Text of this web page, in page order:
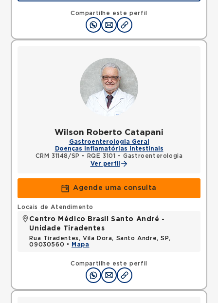
Compartilhe este perfil
Rua Tiradentes, Vila Dora, Santo Andre, SP,
09030560 •Mapa
Wilson Roberto Catapani
Gastroenterologia Geral
Doenças Inflamatórias Intestinais
CRM 31148/SP •
RQE 3101 - Gastroenterologia
Ver perfil
Agende uma consulta
Compartilhe este perfil
Locais de Atendimento
Centro Médico Brasil Santo André -
Unidade Tiradentes
Rua Tiradentes, Vila Dora, Santo Andre, SP,
09030560 •
Mapa